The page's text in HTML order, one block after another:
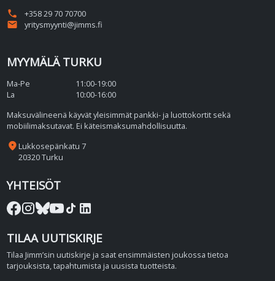
phone
+358 29 70 70700
email
yritysmyynti@jimms.fi
MYYMÄLÄ TURKU
Ma-Pe
11:00-19:00
La
10:00-16:00
Maksuvälineenä käyvät yleisimmät pankki- ja luottokortit sekä
mobiilimaksutavat. Ei käteismaksumahdollisuutta.
place Lukkosepänkatu 7
20320 Turku
YHTEISÖT
TILAA UUTISKIRJE
Tilaa Jimm’sin uutiskirje ja saat ensimmäisten joukossa tietoa
tarjouksista, tapahtumista ja uusista tuotteista.